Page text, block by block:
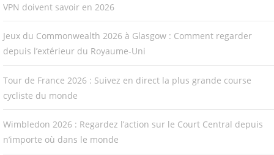
VPN doivent savoir en 2026
Jeux du Commonwealth 2026 à Glasgow : Comment regarder
depuis l’extérieur du Royaume-Uni
Tour de France 2026 : Suivez en direct la plus grande course
cycliste du monde
Wimbledon 2026 : Regardez l’action sur le Court Central depuis
n’importe où dans le monde